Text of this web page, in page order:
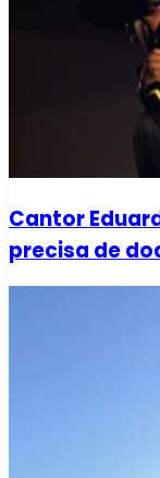
Cantor
precisa de